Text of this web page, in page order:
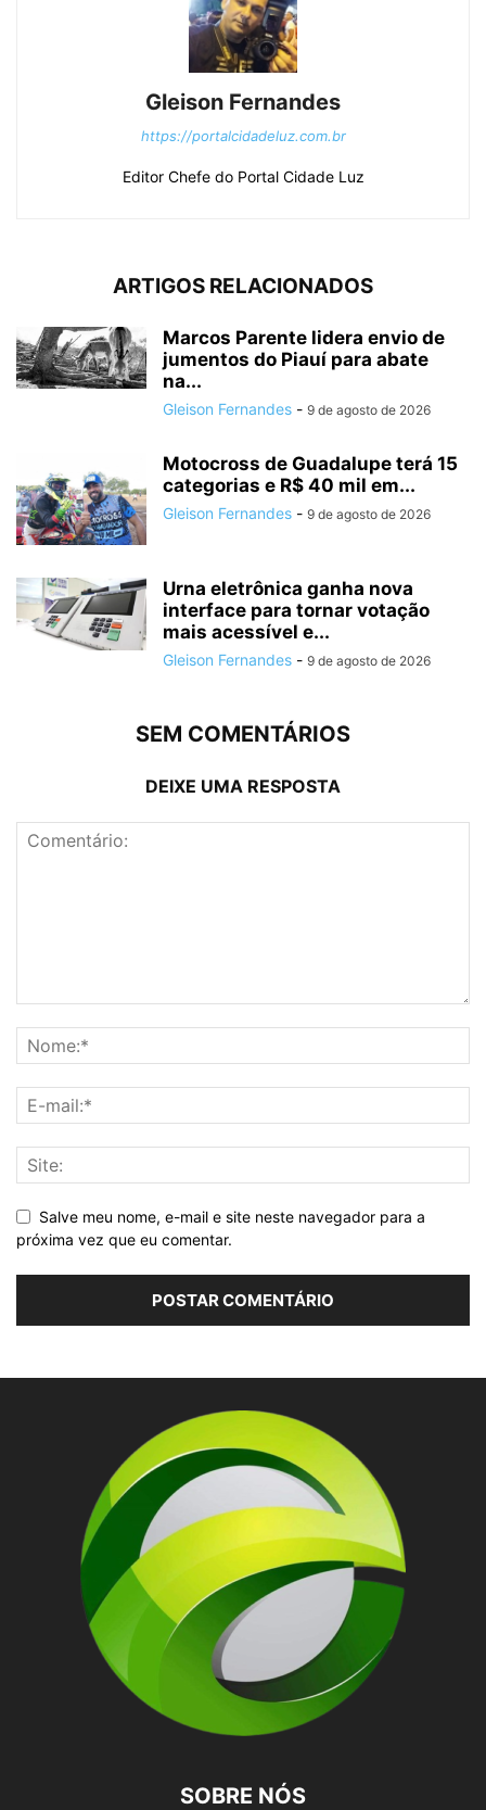
Gleison Fernandes
https://portalcidadeluz.com.br
Editor Chefe do Portal Cidade Luz
ARTIGOS RELACIONADOS
Marcos Parente lidera envio de
jumentos do Piauí para abate
na...
Gleison Fernandes - 9 de agosto de 2026
Motocross de Guadalupe terá 15
categorias e R$ 40 mil em...
Gleison Fernandes - 9 de agosto de 2026
Urna eletrônica ganha nova
interface para tornar votação
mais acessível e...
Gleison Fernandes - 9 de agosto de 2026
SEM COMENTÁRIOS
DEIXE UMA RESPOSTA
Salve meu nome, e-mail e site neste navegador para a
próxima vez que eu comentar.
SOBRE NÓS